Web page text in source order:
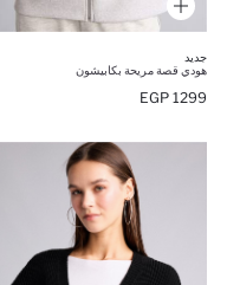
جديد
هودي قصة مريحة بكابيشون
1299 EGP